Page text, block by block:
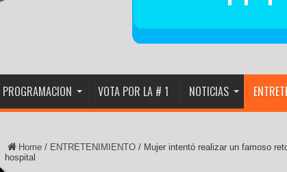
PROGRAMACION VOTA POR LA # 1 NOTICIAS
Home / ENTRETENIMIENTO / Mujer intentó realizar un famoso
hospital